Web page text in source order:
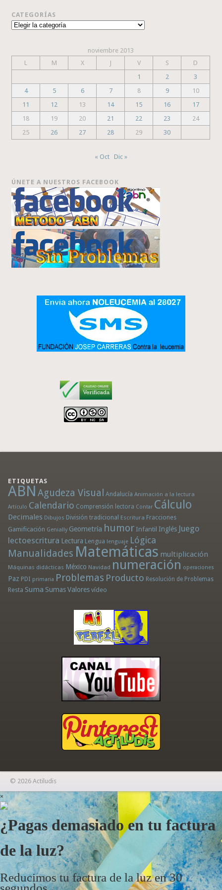
CATEGORÍAS
Categorías
noviembre 2013
L
M X J V S
D
1
2
3
4
5 6 7 8 9
10
11
12 13 14 15 16
17
18
19 20 21 22 23
24
25
26 27 28 29 30
« Oct Dic »
ÚNETE A NUESTROS FACEBOOK
ETIQUETAS
ABN Agudeza Visual Andalucía Animación a la lectura
Artículo Calendario Comprensión lectora Contar Cálculo
Decimales Dibujos División tradicional Escritura Fracciones
Gamificación Genially Geometría humor Infantil Inglés Juego
lectoescritura Lectura Lengua lenguaje Lógica
Manualidades Matemáticas multiplicación
Máquinas didácticas México Navidad numeración operaciones
Paz PDI primaria Problemas Producto Resolución de Problemas
Resta Suma Sumas Valores vídeo
© 2026 Actiludis
×
¿Pagas demasiado en tu factura
de la luz?
Reducimos tu factura de la luz en 30